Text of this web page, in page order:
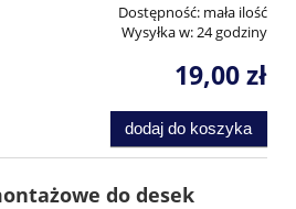
Dostępność: mała ilość
Wysyłka w:24 godziny
19,00 zł
dodaj do koszyka
do desek